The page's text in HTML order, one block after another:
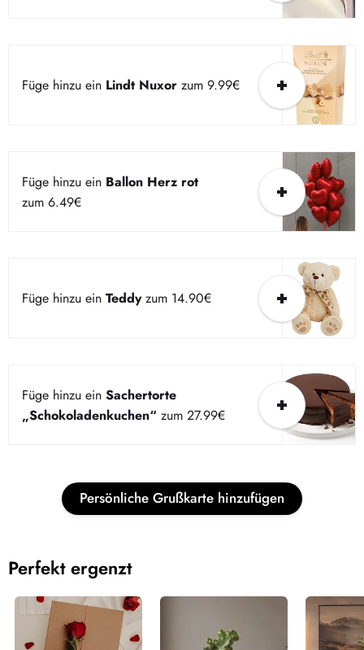
Füge hinzu ein Lindt Nuxor zum 9.99€
Füge hinzu ein Ballon Herz rot
zum 6.49€
Füge hinzu ein Teddy zum 14.90€
Füge hinzu ein Sachertorte
„Schokoladenkuchen“ zum 27.99€
Bereich über die Seitenleiste Inhalte hinzu.
Persönliche Grußkarte hinzufügen
Perfekt ergenzt